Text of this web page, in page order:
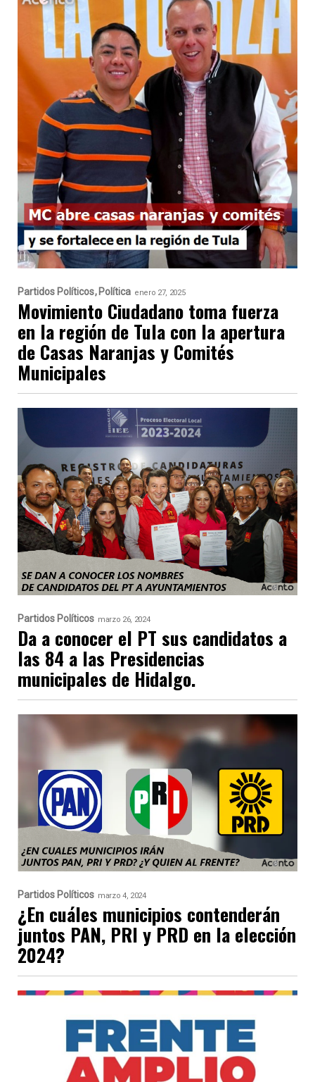
Partidos Políticos Política enero 27, 2025
Movimiento Ciudadano toma fuerza
en la región de Tula con la apertura
de Casas Naranjas y Comités
Municipales
Partidos Políticos marzo 26, 2024
Da a conocer el PT sus candidatos a
las 84 a las Presidencias
municipales de Hidalgo.
Partidos Políticos marzo 4, 2024
¿En cuáles municipios contenderán
juntos PAN, PRI y PRD en la elección
2024?